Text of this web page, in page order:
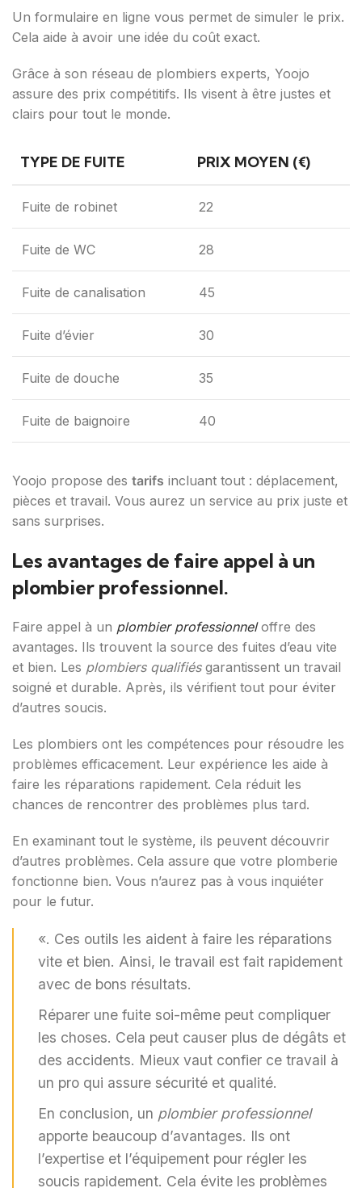
Un formulaire en ligne vous permet de simuler le prix.
Cela aide à avoir une idée du coût exact.
Grâce à son réseau de plombiers experts, Yoojo
assure des prix compétitifs. Ils visent à être justes et
clairs pour tout le monde.
TYPE DE FUITE PRIX MOYEN (€)
Fuite de robinet 22
Fuite de WC 28
Fuite de canalisation 45
Fuite d’évier 30
Fuite de douche 35
Fuite de baignoire 40
Yoojo propose des tarifs incluant tout : déplacement,
pièces et travail. Vous aurez un service au prix juste et
sans surprises.
Les avantages de faire appel à un
plombier professionnel.
Faire appel à un plombier professionneloffre des
avantages. Ils trouvent la source des fuites d’eau vite
et bien. Les plombiers qualifiésgarantissent un travail
soigné et durable. Après, ils vérifient tout pour éviter
d’autres soucis.
Les plombiers ont les compétences pour résoudre les
problèmes efficacement. Leur expérience les aide à
faire les réparations rapidement. Cela réduit les
chances de rencontrer des problèmes plus tard.
En examinant tout le système, ils peuvent découvrir
d’autres problèmes. Cela assure que votre plomberie
fonctionne bien. Vous n’aurez pas à vous inquiéter
pour le futur.
«. Ces outils les aident à faire les réparations
vite et bien. Ainsi, le travail est fait rapidement
avec de bons résultats.
Réparer une fuite soi-même peut compliquer
les choses. Cela peut causer plus de dégâts et
des accidents. Mieux vaut confier ce travail à
un pro qui assure sécurité et qualité.
En conclusion, un plombier professionnel
apporte beaucoup d’avantages. Ils ont
l’expertise et l’équipement pour régler les
soucis rapidement. Cela évite les problèmes